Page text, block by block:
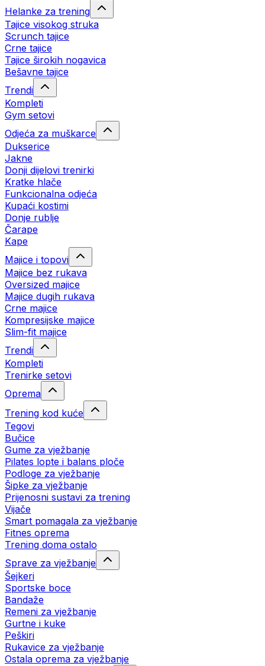
Helanke za trening
Tajice visokog struka
Scrunch tajice
Crne tajice
Tajice širokih nogavica
Bešavne tajice
Trendi
Kompleti
Gym setovi
Odjeća za muškarce
Dukserice
Jakne
Donji dijelovi trenirki
Kratke hlače
Funkcionalna odjeća
Kupaći kostimi
Donje rublje
Čarape
Kape
Majice i topovi
Majice bez rukava
Oversized majice
Majice dugih rukava
Crne majice
Kompresijske majice
Slim-fit majice
Trendi
Kompleti
Trenirke setovi
Oprema
Trening kod kuće
Tegovi
Bučice
Gume za vježbanje
Pilates lopte i balans ploče
Podloge za vježbanje
Šipke za vježbanje
Prijenosni sustavi za trening
Vijače
Smart pomagala za vježbanje
Fitnes oprema
Trening doma ostalo
Sprave za vježbanje
Šejkeri
Sportske boce
Bandaže
Remeni za vježbanje
Gurtne i kuke
Peškiri
Rukavice za vježbanje
Ostala oprema za vježbanje